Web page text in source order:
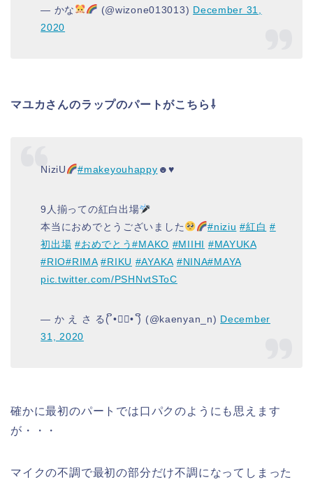
— かな (@wizone013013) December 31,
2020
マユカさんのラップのパートがこちら⇩
NiziU #makeyouhappy ☻♥︎
9人揃っての紅白出場
本当におめでとうございました
#niziu #紅白 #
初出場 #おめでとう#MAKO #MIIHI #MAYUKA
#RIO#RIMA #RIKU #AYAKA #NINA#MAYA
pic.twitter.com/PSHNvtSToC
— か え さ る( ິ•ᆺ⃘• )ິ (@kaenyan_n) December
31, 2020
確かに最初のパートでは口パクのようにも思えます
が・・・
マイクの不調で最初の部分だけ不調になってしまった